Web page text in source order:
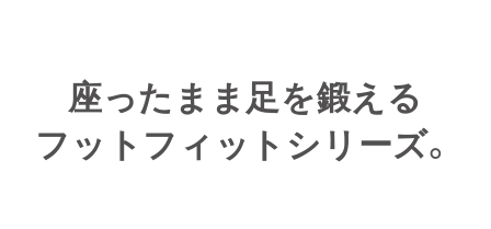
座ったまま足を鍛える
フットフィットシリーズ。
※1 自然故障、物損故障が発生し製品が正常に機能
しなくなったことが当社にて認められた場合に
限ります。また製品の機能および使用の際に、
影響のない、外観上のキズ、汚れ、液晶の画面
下取りに出す商品と
金額の確認